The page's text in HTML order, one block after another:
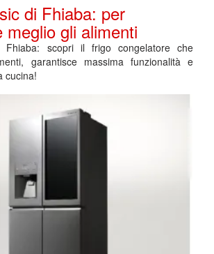
di Fhiaba: per
meglio gli alimenti
Fhiaba: scopri il frigo congelatore che
garantisce massima funzionalità e
cucina!